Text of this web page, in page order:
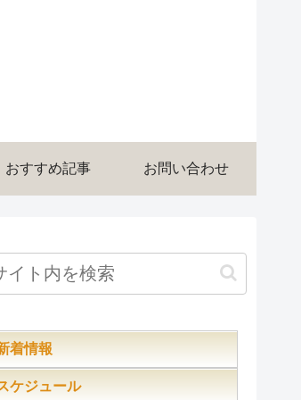
おすすめ記事 お問い合わせ
着情報
ケジュール